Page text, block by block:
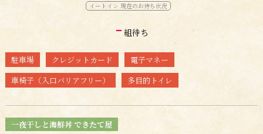
イートイン 現在のお待ち状況
- 組待ち
駐車場 クレジットカード
電子マネー
車椅子（入口バリアフリー）
多目的トイレ
一夜干しと海鮮丼 できたて屋